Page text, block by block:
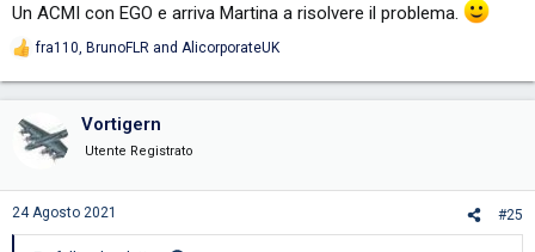
Un ACMI con EGO e arriva Martina a risolvere il problema.
R
n
s
fra110 BrunoFLR and AlicorporateUK
Vortigern
Utente Registrato
24 Agosto 2021 #25